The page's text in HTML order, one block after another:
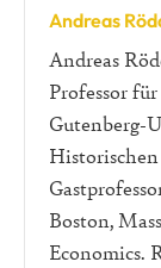
Andreas
Andreas
Professor
Gutenberg-
Boston,
Economics.